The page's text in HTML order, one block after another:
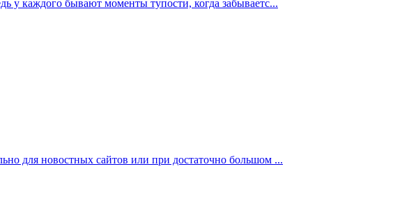
у каждого бывают моменты тупости, когда забываетс...
для новостных сайтов или при достаточно большом ...